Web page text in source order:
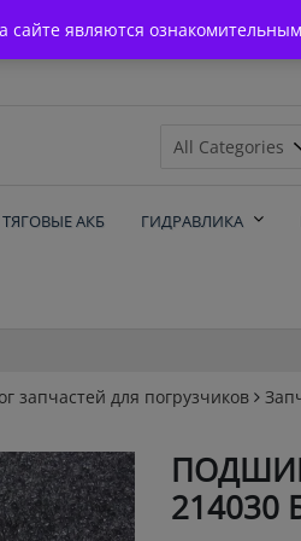
являются
ТЯГОВЫЕ АКБ ГИДРАВЛИКА
запчастей для погрузчиков
214030